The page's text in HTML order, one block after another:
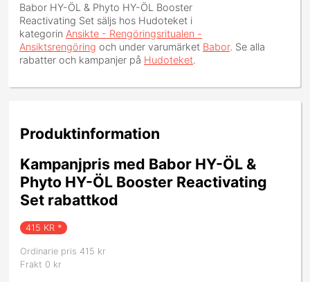
Babor HY-ÖL & Phyto HY-ÖL Booster
Reactivating Set säljs hos Hudoteket i
kategorin Ansikte - Rengöringsritualen -
Ansiktsrengöring och under varumärket Babor. Se alla
rabatter och kampanjer på Hudoteket.
Produktinformation
Kampanjpris med Babor HY-ÖL &
Phyto HY-ÖL Booster Reactivating
Set rabattkod
415 KR *
Ordinarie pris 415 kr
Frakt 0 kr